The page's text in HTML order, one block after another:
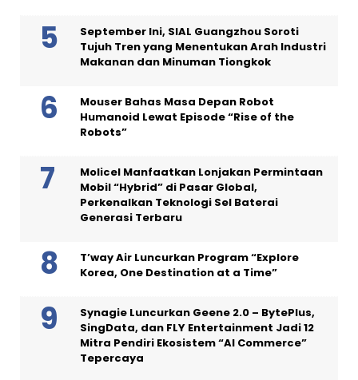
September Ini, SIAL Guangzhou Soroti
Tujuh Tren yang Menentukan Arah Industri
Makanan dan Minuman Tiongkok
Mouser Bahas Masa Depan Robot
Humanoid Lewat Episode “Rise of the
Robots”
Molicel Manfaatkan Lonjakan Permintaan
Mobil “Hybrid” di Pasar Global,
Perkenalkan Teknologi Sel Baterai
Generasi Terbaru
T’way Air Luncurkan Program “Explore
Korea, One Destination at a Time”
Synagie Luncurkan Geene 2.0 – BytePlus,
SingData, dan FLY Entertainment Jadi 12
Mitra Pendiri Ekosistem “AI Commerce”
Tepercaya